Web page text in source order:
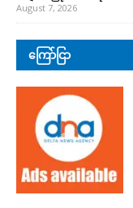
August 7, 2026
ကြော်ငြာ